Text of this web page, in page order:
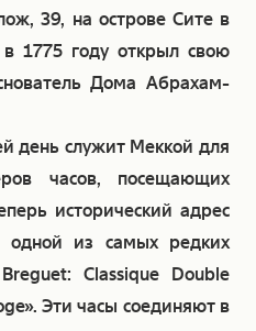
39, на острове Сите в
1775 году открыл свою
Дома Абрахам-
день служит Меккой для
часов, посещающих
исторический адрес
одной из самых редких
Classique Double
Эти часы соединяют в